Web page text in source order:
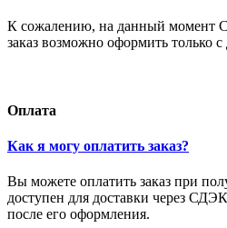
К сожалению, на данный момент
заказ возможно оформить только с
Оплата
Как я могу оплатить заказ?
Вы можете оплатить заказ при
доступен для доставки через
после его оформления.